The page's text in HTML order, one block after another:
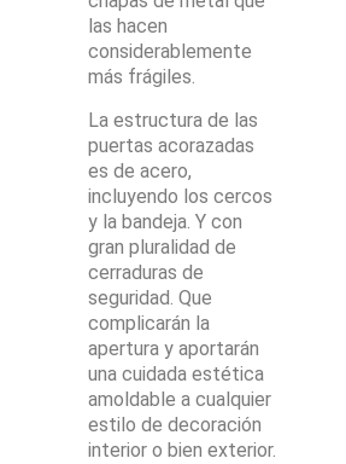
las hacen
considerablemente
más frágiles.
La estructura de las
puertas acorazadas
es de acero,
incluyendo los cercos
y la bandeja. Y con
gran pluralidad de
cerraduras de
seguridad. Que
complicarán la
apertura y aportarán
una cuidada estética
amoldable a cualquier
estilo de decoración
interior o bien exterior.